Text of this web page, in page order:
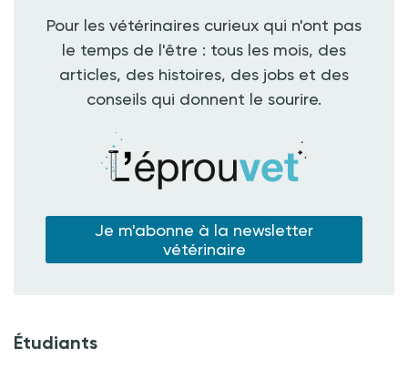
Pour les vétérinaires curieux qui n'ont pas
le temps de l'être : tous les mois, des
articles, des histoires, des jobs et des
conseils qui donnent le sourire.
Je m'abonne à la newsletter
vétérinaire
Étudiants